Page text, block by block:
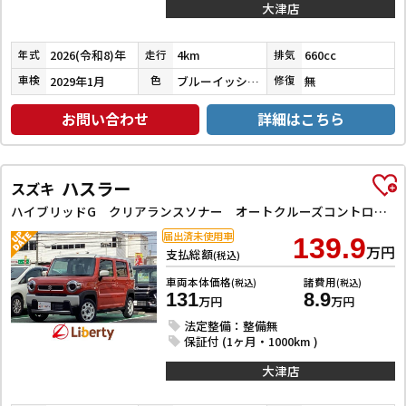
大津店
年式 2026(令和8)年 走行 4km 排気 660cc
車検 2029年1月 色 ブルーイッシュブラックパール３ 修復 無
お問い合わせ 詳細はこちら
スズキ ハスラー
ハイブリッドG クリアランスソナー オートクルーズコントロール レーンアシスト 衝突被害軽減システム オートライト LEDヘッドランプ スマートキー アイドリングストップ 電動格納ミラー シートヒーター CVT
支払総額(税込) 139.9万円
車両本体価格(税込)
131万円
諸費用(税込)
8.9万円
法定整備：整備無
保証付 (1ヶ月・1000km )
届出済未使用車
大津店